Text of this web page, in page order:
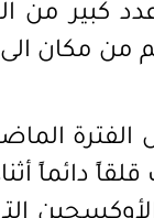
كبير من
من مكان
قلقاً دائماً